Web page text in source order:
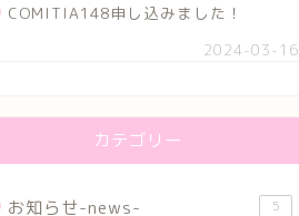
COMITIA148申し込みました！
2024-03-16
カテゴリー
お知らせ-news- 5